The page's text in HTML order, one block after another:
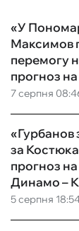
7 серпня
«У
Максимов
перемогу
прогноз
5 серпня
«Гурбанов
за
прогноз
Динамо –